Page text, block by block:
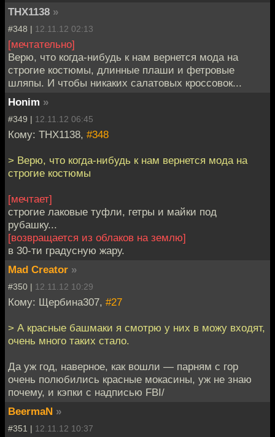
THX1138 »
#348 | 12.11.12 02:13
[мечтательно]
Верю, что когда-нибудь к нам вернется мода на
строгие костюмы, длинные плаши и фетровые
шляпы. И чтобы никаких салатовых кроссовок...
Honim »
#349 | 12.11.12 06:45
Кому: THX1138, #348
> Верю, что когда-нибудь к нам вернется мода на
строгие костюмы
[мечтает]
строгие лаковые туфли, гетры и майки под
рубашку...
[возвращается из облаков на землю]
в 30-ти градусную жару.
Mad Creator »
#350 | 12.11.12 10:29
Кому: Щербина307, #27
> А красные башмаки я смотрю у них в можу входят,
очень много таких стало.
Да уж год, наверное, как вошли — парням с гор
очень полюбились красные мокасины, уж не знаю
почему, и кэпки с надписью FBI/
BeermaN »
#351 | 12.11.12 10:37